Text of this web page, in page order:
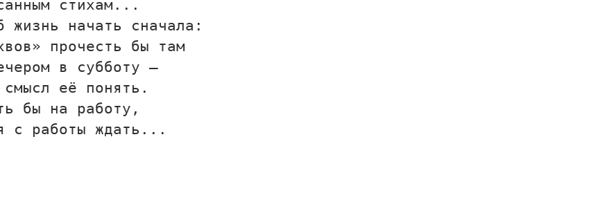
стихам...
начать сначала:
прочесть бы там
в субботу —
её понять.
бы на работу,
с работы ждать...